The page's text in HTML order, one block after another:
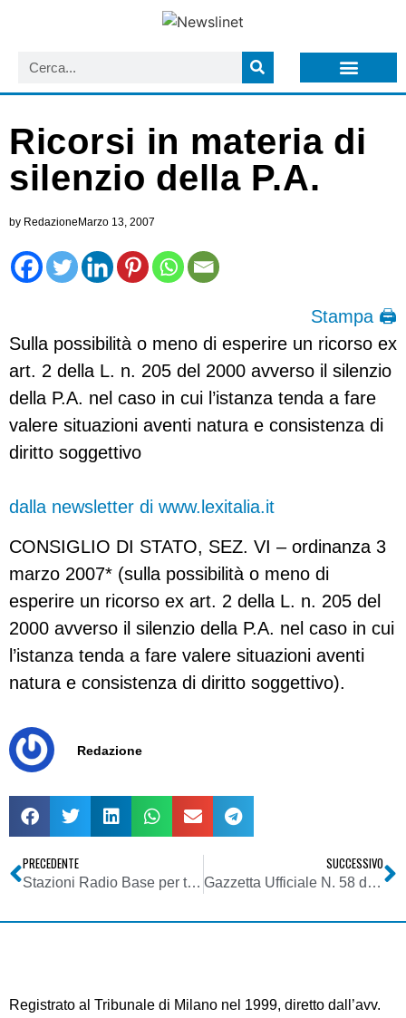
Ricorsi in materia di
silenzio della P.A.
by RedazioneMarzo 13, 2007
Stampa 🖨
Sulla possibilità o meno di esperire un ricorso ex
art. 2 della L. n. 205 del 2000 avverso il silenzio
della P.A. nel caso in cui l’istanza tenda a fare
valere situazioni aventi natura e consistenza di
diritto soggettivo
dalla newsletter di www.lexitalia.it
CONSIGLIO DI STATO, SEZ. VI – ordinanza 3
marzo 2007* (sulla possibilità o meno di
esperire un ricorso ex art. 2 della L. n. 205 del
2000 avverso il silenzio della P.A. nel caso in cui
l’istanza tenda a fare valere situazioni aventi
natura e consistenza di diritto soggettivo).
Redazione
PRECEDENTE
Stazioni Radio Base per telefonia Mobile
SUCCESSIVO
Gazzetta Ufficiale N. 58 del 10 Marzo 2007 – Provvedimento 1 marzo 2007
Registrato al Tribunale di Milano nel 1999, diretto dall’avv.